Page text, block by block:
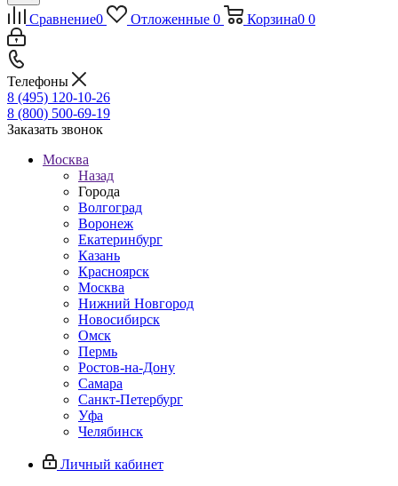
Сравнение0 Отложенные 0 Корзина0 0
Телефоны
8 (495) 120-10-26
8 (800) 500-69-19
Заказать звонок
Москва
Назад
Города
Волгоград
Воронеж
Екатеринбург
Казань
Красноярск
Москва
Нижний Новгород
Новосибирск
Омск
Пермь
Ростов-на-Дону
Самара
Санкт-Петербург
Уфа
Челябинск
Личный кабинет